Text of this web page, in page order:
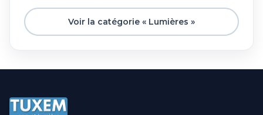
Voir la catégorie « Lumières »